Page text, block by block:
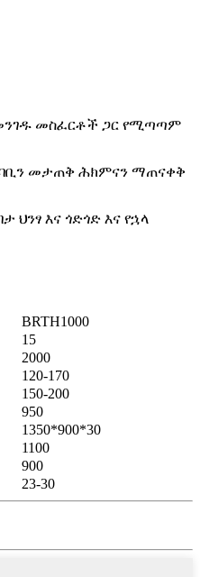
መስፈርቶች ጋር የሚጣጣም
መታጠቅ ሕክምናን ማጠናቀቅ
ህንፃ እና ጎድጎድ እና የኋላ
BRTH1000
15
2000
120-170
150-200
950
1350*900*30
1100
900
23-30